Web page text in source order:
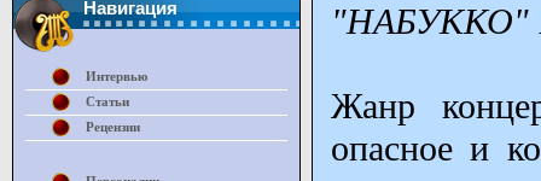
"НАБУККО"
Жанр
опасное и
Навигация
Интервью
Статьи
Рецензии